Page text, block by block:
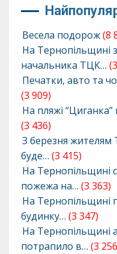
Весела подорож(8
На Тернопільщині
начальника ТЦК…
Печатки, авто та
(3 909)
На пляжі
(3 436)
З березня
буде… (3 415)
На Тернопільщині
пожежа на… (3 363)
На Тернопільщині
будинку… (3 347)
На Тернопільщині
потрапило в… (3